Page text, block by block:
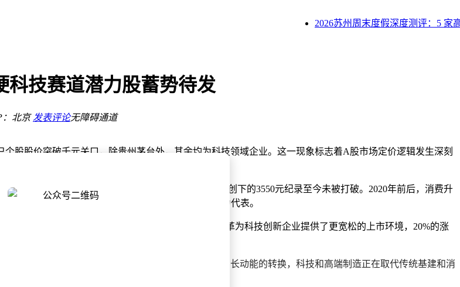
2026苏州周末度假深度测评：5 家高
科技赛道潜力股蓄势待发
：北京 发表评论无障碍通道
股股价突破千元关口，除贵州茅台外，其余均为科技领域企业。这一现象标志着A股市场定价逻辑发生深刻
电子凭借市场稀缺性成为首批千元股，其中飞乐股份创下的3550元纪录至今未被打破。2020年前后，消费升
生新一批科技千元股，寒武纪、源杰科技等企业成为代表。
全部来自创业板和科创板。这两个板块的注册制改革为科技创新企业提供了更宽松的上市环境，20%的涨
制发行上市。
片、光模块等科技领域。这种变迁反映了中国经济增长动能的转换，科技和高端制造正在取代传统基建和消
造"发展范式的认可。